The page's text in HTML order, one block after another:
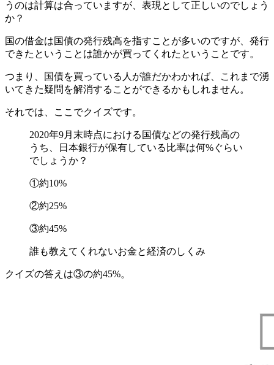
うのは計算は合っていますが、 表現として正しいのでしょう
か ？
国の借金は国債の発行残高を指すことが多いのですが、発行
できたということは誰かが買ってくれたということです。
つまり、
国債を買っている人が誰だかわかれば、これまで湧
いてきた疑問を解消することができるかもしれません。
それでは、ここでクイズです。
2020年9月末時点における国債などの発行残高の
うち、
日本銀行が保有している比率は何%ぐらい
でしょうか？
①約10%
②約25%
③約45%
誰も教えてくれないお金と経済のしくみ
クイズの答えは③の約45%。